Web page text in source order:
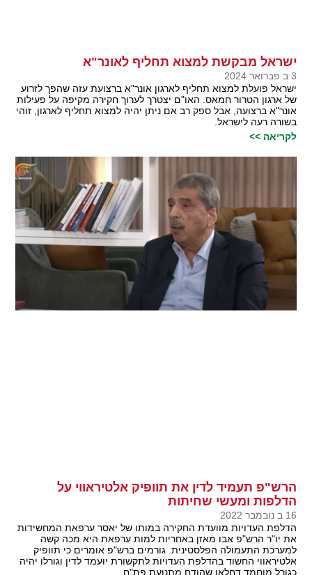
ישראל מבקשת למצוא תחליף לאונר"א
3 ב פברואר 2024
ישראל פועלת למצוא תחליף לארגון אונר"א ברצועת עזה שהפך לזרוע
של ארגון הטרור חמאס. האו"ם יצטרך לערוך חקירה מקיפה על פעילות
אונר"א ברצועה, אבל ספק רב אם ניתן יהיה למצוא תחליף לארגון, זוהי
בשורה רעה לישראל.
לקריאה >>
הרש"פ תעמיד לדין את תוופיק אלטיראווי על
הדלפות ומעשי שחיתות
16 ב נובמבר 2022
הדלפת העדויות מוועדת החקירה במותו של יאסר ערפאת המחשידות
את יו"ר הרש"פ אבו מאזן באחריות למות ערפאת היא מכה קשה
למערכת התעמולה הפלסטינית. גורמים ברש"פ אומרים כי תוופיק
אלטיראווי החשוד בהדלפת העדויות לתקשורת יועמד לדין וגורלו יהיה
כגורל מוחמד דחלאן שהודח מתנועת פת"ח.